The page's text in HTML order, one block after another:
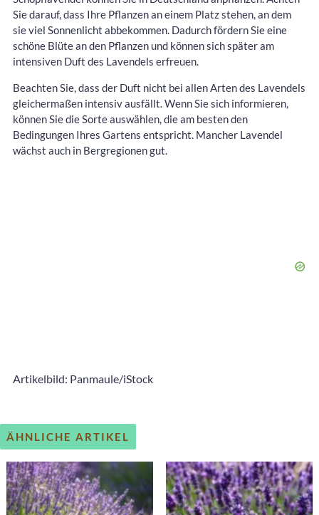
Sie darauf, dass Ihre Pflanzen an einem Platz stehen, an dem
sie viel Sonnenlicht abbekommen. Dadurch fördern Sie eine
schöne Blüte an den Pflanzen und können sich später am
intensiven Duft des Lavendels erfreuen.
Beachten Sie, dass der Duft nicht bei allen Arten des Lavendels
gleichermaßen intensiv ausfällt. Wenn Sie sich informieren,
können Sie die Sorte auswählen, die am besten den
Bedingungen Ihres Gartens entspricht. Mancher Lavendel
wächst auch in Bergregionen gut.
Artikelbild: Panmaule/iStock
ÄHNLICHE ARTIKEL